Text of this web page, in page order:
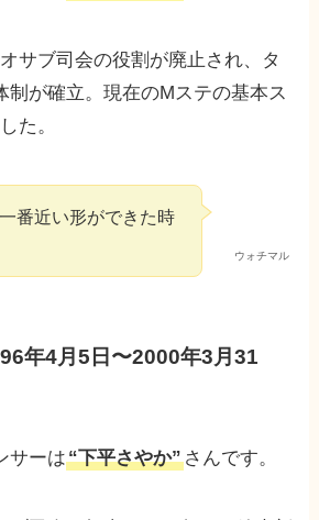
サブ司会の役割が廃止され、タ
制が確立。現在のMステの基本ス
た。
ウォチマル
番近い形ができた時
年4月5日〜2000年3月31
サーは“下平さやか”さんです。